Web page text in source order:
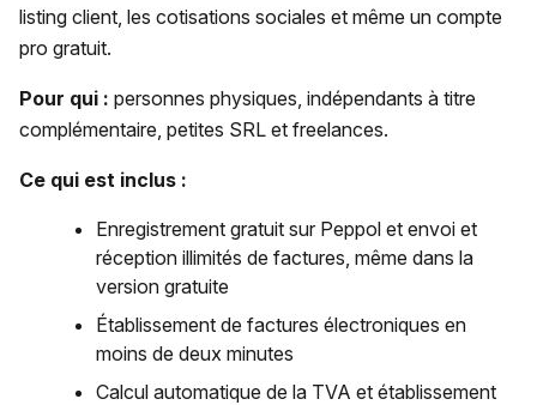
listing client, les cotisations sociales et même un compte
pro gratuit.
Pour qui : personnes physiques, indépendants à titre
complémentaire, petites SRL et freelances.
Ce qui est inclus :
Enregistrement gratuit sur Peppol et envoi et
réception illimités de factures, même dans la
version gratuite
Établissement de factures électroniques en
moins de deux minutes
Calcul automatique de la TVA et établissement